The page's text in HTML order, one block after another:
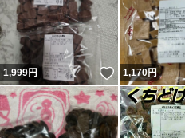
1,999円 いいね！
1,170円